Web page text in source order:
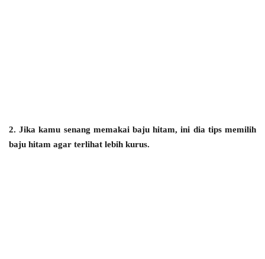
2. Jika kamu senang memakai baju hitam, ini dia tips memilih
baju hitam agar terlihat lebih kurus.